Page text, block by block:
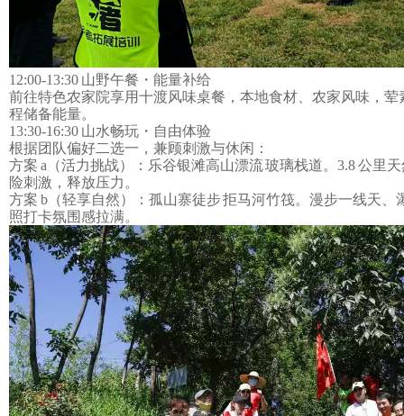
12:00-13:30 山野午餐・能量补给
前往特色农家院享用十渡风味桌餐，本地食材、农家风味，
程储备能量。
13:30-16:30 山水畅玩・自由体验
根据团队偏好二选一，兼顾刺激与休闲：
方案 a（活力挑战）：乐谷银滩高山漂流 玻璃栈道。3.8 公里
险刺激，释放压力。
方案 b（轻享自然）： 孤山寨徒步 拒马河竹筏。漫步一线天
照打卡氛围感拉满。